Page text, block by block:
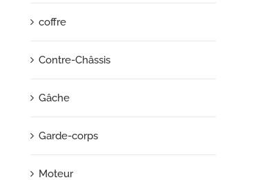
coffre
Contre-Châssis
Gâche
Garde-corps
Moteur